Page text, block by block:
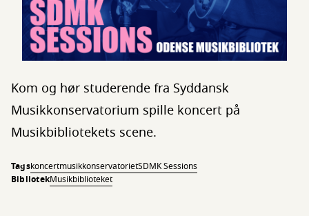
Kom og hør studerende fra Syddansk
Musikkonservatorium spille koncert på
Musikbibliotekets scene.
TagskoncertmusikkonservatorietSDMK Sessions
BibliotekMusikbiblioteket